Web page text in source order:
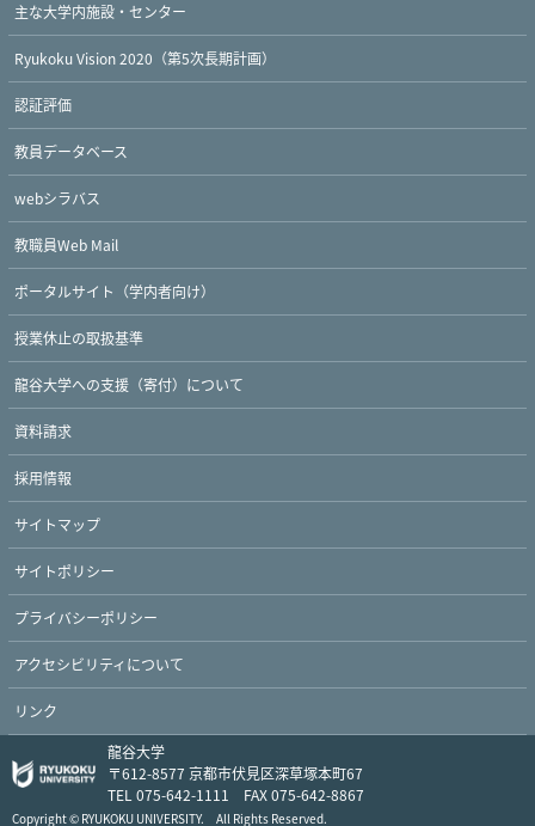
主な大学内施設・センター
Ryukoku Vision 2020（第5次長期計画）
認証評価
教員データベース
webシラバス
教職員Web Mail
ポータルサイト（学内者向け）
授業休止の取扱基準
龍谷大学への支援（寄付）について
資料請求
採用情報
サイトマップ
サイトポリシー
プライバシーポリシー
アクセシビリティについて
リンク
Copyright © RYUKOKU UNIVERSITY. All Rights Reserved.
龍谷大学
〒612-8577 京都市伏見区深草塚本町67
TEL 075-642-1111 FAX 075-642-8867